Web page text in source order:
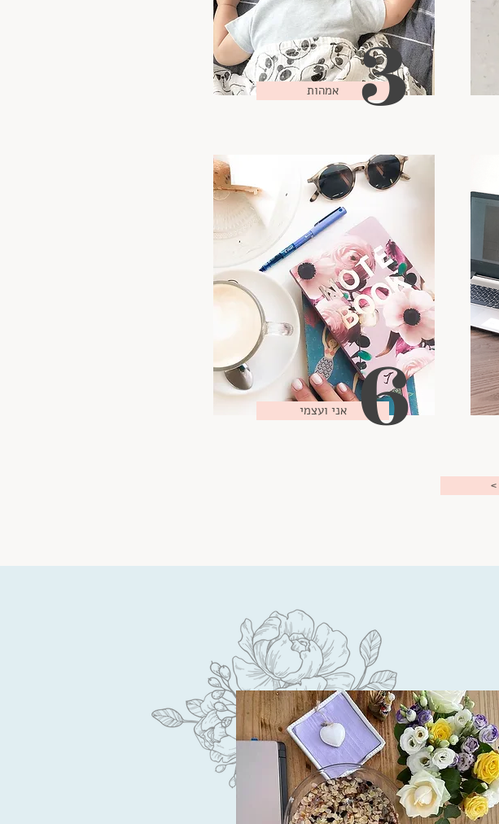
אמהות 3
אני ועצמי 6